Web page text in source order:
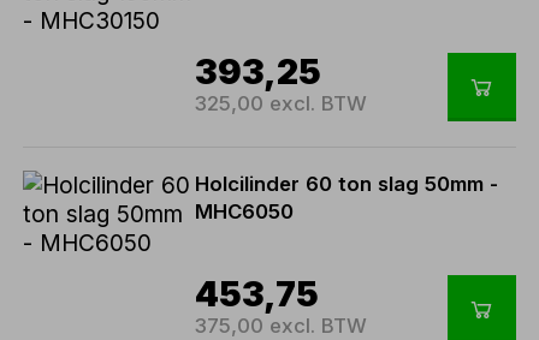
393,25
325,00 excl. BTW
Holcilinder 60 ton slag 50mm -
MHC6050
453,75
375,00 excl. BTW